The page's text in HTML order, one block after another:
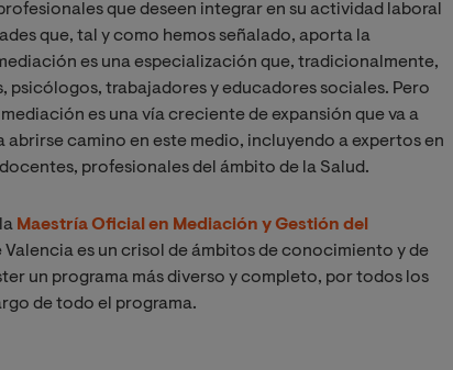
que deseen integrar en su actividad laboral
que, tal y como hemos señalado, aporta la
es una especialización que, tradicionalmente,
trabajadores y educadores sociales. Pero
es una vía creciente de expansión que va a
camino en este medio, incluyendo a expertos en
profesionales del ámbito de la Salud.
Maestría Oficial en Mediación y Gestión del
es un crisol de ámbitos de conocimiento y de
un programa más diverso y completo, por todos los
de todo el programa.